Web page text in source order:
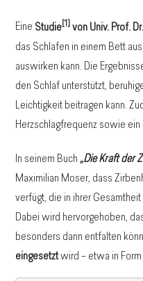
Eine Studie [1] von Univ. Prof.
das Schlafen in einem Bett
auswirken kann. Die
den Schlaf unterstützt,
Leichtigkeit beitragen kann.
Herzschlagfrequenz sowie
In seinem Buch „Die Kraft der
Maximilian Moser, dass
verfügt, die in ihrer
Dabei wird hervorgehoben,
besonders dann entfalten
eingesetztwird – etwa in